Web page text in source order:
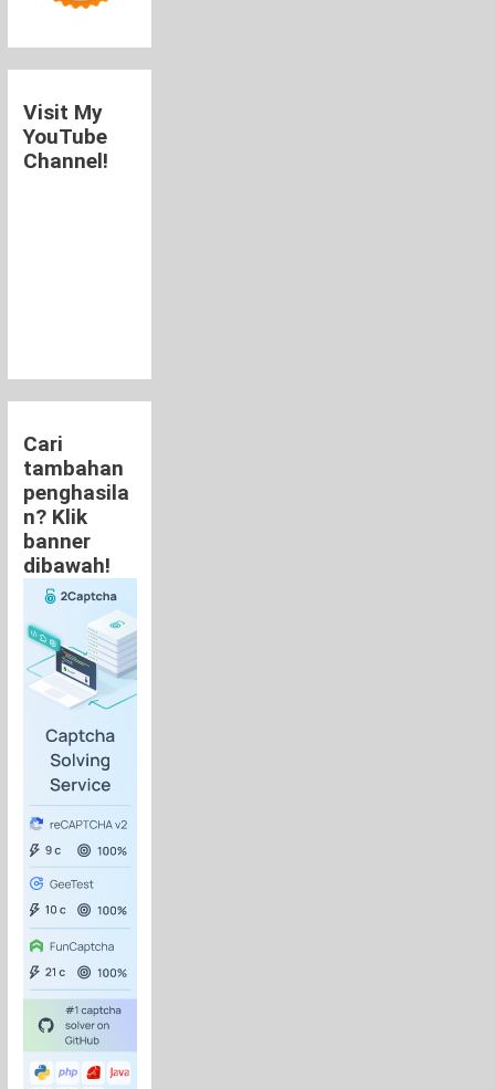
Visit My
YouTube
Channel!
Cari
tambahan
penghasila
n? Klik
banner
dibawah!